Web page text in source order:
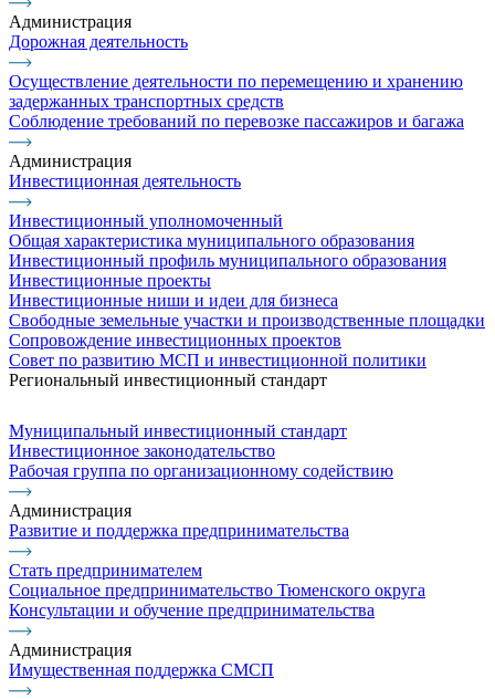
Администрация
Дорожная деятельность
Осуществление деятельности по перемещению и хранению
задержанных транспортных средств
Соблюдение требований по перевозке пассажиров и багажа
Администрация
Инвестиционная деятельность
Инвестиционный уполномоченный
Общая характеристика муниципального образования
Инвестиционный профиль муниципального образования
Инвестиционные проекты
Инвестиционные ниши и идеи для бизнеса
Свободные земельные участки и производственные площадки
Сопровождение инвестиционных проектов
Совет по развитию МСП и инвестиционной политики
Региональный инвестиционный стандарт
Муниципальный инвестиционный стандарт
Инвестиционное законодательство
Рабочая группа по организационному содействию
Администрация
Развитие и поддержка предпринимательства
Стать предпринимателем
Социальное предпринимательство Тюменского округа
Консультации и обучение предпринимательства
Администрация
Имущественная поддержка СМСП